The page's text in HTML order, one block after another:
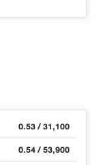
0.53 / 31,100
0.54 / 53,900